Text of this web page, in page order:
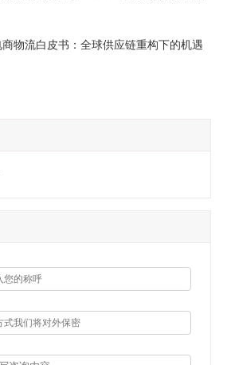
物流白皮书：全球供应链重构下的机遇